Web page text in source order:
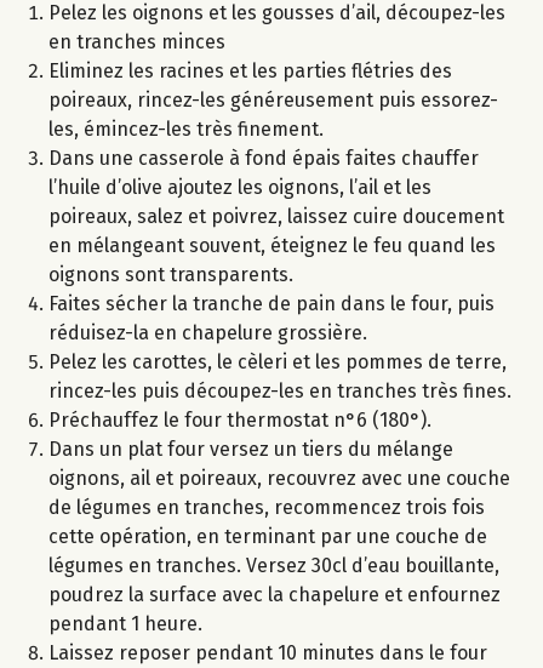
Pelez les oignons et les gousses d’ail, découpez-les
en tranches minces
Eliminez les racines et les parties flétries des
poireaux, rincez-les généreusement puis essorez-
les, émincez-les très finement.
Dans une casserole à fond épais faites chauffer
l’huile d’olive ajoutez les oignons, l’ail et les
poireaux, salez et poivrez, laissez cuire doucement
en mélangeant souvent, éteignez le feu quand les
oignons sont transparents.
Faites sécher la tranche de pain dans le four, puis
réduisez-la en chapelure grossière.
Pelez les carottes, le cèleri et les pommes de terre,
rincez-les puis découpez-les en tranches très fines.
Préchauffez le four thermostat n°6 (180°).
Dans un plat four versez un tiers du mélange
oignons, ail et poireaux, recouvrez avec une couche
de légumes en tranches, recommencez trois fois
cette opération, en terminant par une couche de
légumes en tranches. Versez 30cl d’eau bouillante,
poudrez la surface avec la chapelure et enfournez
pendant 1 heure.
Laissez reposer pendant 10 minutes dans le four